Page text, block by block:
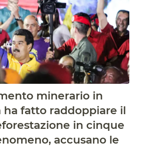
minerario in
ha fatto raddoppiare il
in cinque
accusano le